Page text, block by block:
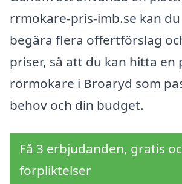
rrmokare-pris-imb.se kan
begära flera offertförslag
priser, så att du kan hitta en
rörmokare i Broaryd som
behov och din budget.
Få 3 erbjudanden, gratis
förpliktelser